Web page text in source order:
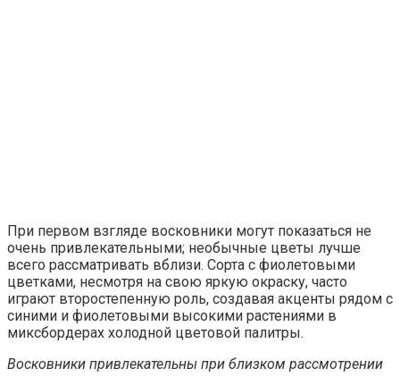
При первом взгляде восковники могут показаться не
очень привлекательными; необычные цветы лучше
всего рассматривать вблизи. Сорта с фиолетовыми
цветками, несмотря на свою яркую окраску, часто
играют второстепенную роль, создавая акценты рядом с
синими и фиолетовыми высокими растениями в
миксбордерах холодной цветовой палитры.
Восковники привлекательны при близком рассмотрении